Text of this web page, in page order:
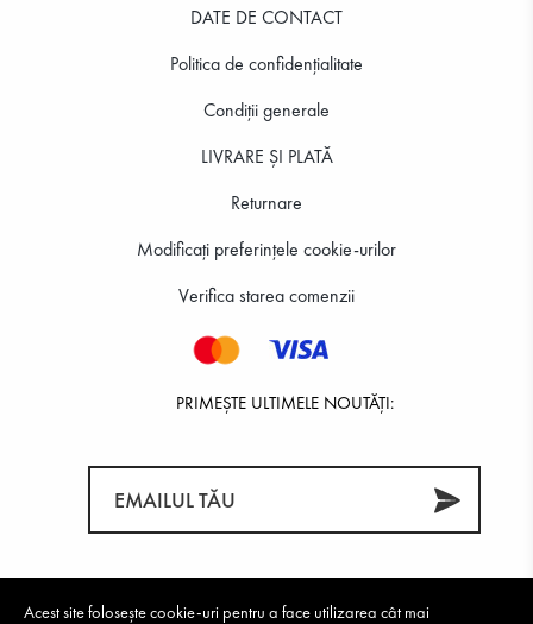
DATE DE CONTACT
Politica de confidenţialitate
Condiții generale
LIVRARE ȘI PLATĂ
Returnare
Modificați preferințele cookie-urilor
Verifica starea comenzii
PRIMEȘTE ULTIMELE NOUTĂȚI:
Acest site folosește cookie-uri pentru a face utilizarea cât mai